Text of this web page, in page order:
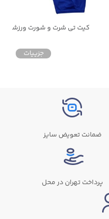
جزییات
ضمانت تعویض سایز
پرداخت تهران در محل